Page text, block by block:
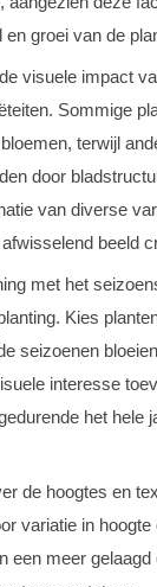
en groei van de
visuele impact
Sommige
terwijl
door
van diverse
beeld
met het
Kies
seizoenen
interesse
het hele
de hoogtes en
variatie in
een meer gelaagd